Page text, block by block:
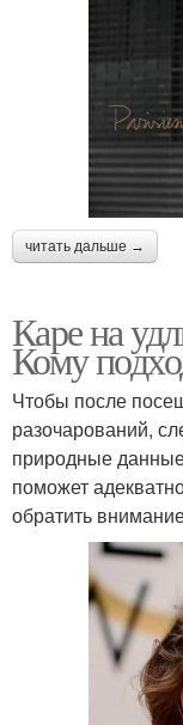
читать дальше →
Каре на
Кому
Чтобы после
разочарований,
природные
поможет
обратить